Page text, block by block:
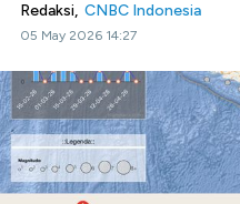
Redaksi, CNBC Indonesia
05 May 2026 14:27